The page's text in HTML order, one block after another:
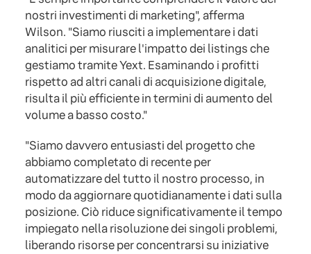
nostri investimenti di marketing", afferma
Wilson. "Siamo riusciti a implementare i dati
analitici per misurare l'impatto dei listings che
gestiamo tramite Yext. Esaminando i profitti
rispetto ad altri canali di acquisizione digitale,
risulta il più efficiente in termini di aumento del
volume a basso costo."
"Siamo davvero entusiasti del progetto che
abbiamo completato di recente per
automatizzare del tutto il nostro processo, in
modo da aggiornare quotidianamente i dati sulla
posizione. Ciò riduce significativamente il tempo
impiegato nella risoluzione dei singoli problemi,
liberando risorse per concentrarsi su iniziative